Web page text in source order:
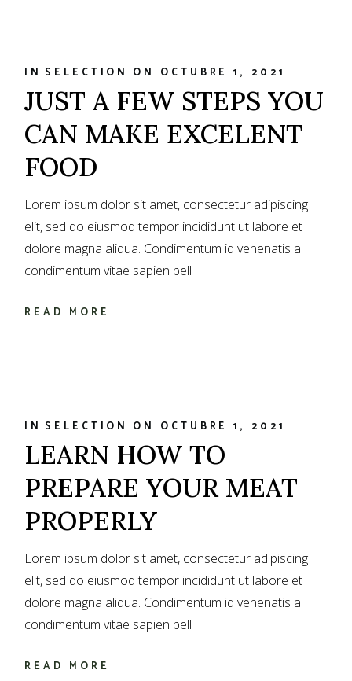
IN SELECTION ON OCTUBRE 1, 2021
JUST A FEW STEPS YOU
CAN MAKE EXCELENT
FOOD
Lorem ipsum dolor sit amet, consectetur adipiscing
elit, sed do eiusmod tempor incididunt ut labore et
dolore magna aliqua. Condimentum id venenatis a
condimentum vitae sapien pell
READ MORE
IN SELECTION ON OCTUBRE 1, 2021
LEARN HOW TO
PREPARE YOUR MEAT
PROPERLY
Lorem ipsum dolor sit amet, consectetur adipiscing
elit, sed do eiusmod tempor incididunt ut labore et
dolore magna aliqua. Condimentum id venenatis a
condimentum vitae sapien pell
READ MORE